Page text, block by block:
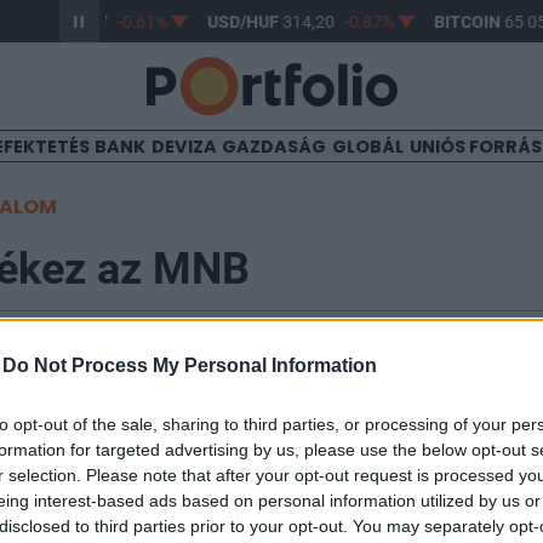
Do Not Process My Personal Information
opt-out of the sale, sharing to third parties, or processing of your
for targeted advertising by us, please use the below opt-out
selection. Please note that after your opt-out request is processed
interest-based ads based on personal information utilized by us
to third parties prior to your opt-out. You may separately
363,17 -0,61% USD/HUF 314,20 -0,87% BITCOIN65
BANK DEVIZA GAZDASÁG GLOBÁL UNIÓS
az MNB
tovább csökkentette a kéthetes jegybanki
hét alatt 4512,5 milliárd forintról 3129,4 milliárdra
Persze még így is több mint 2000 milliárdot kellene
ütemben lépeget tovább az MNB, akkor ezzel